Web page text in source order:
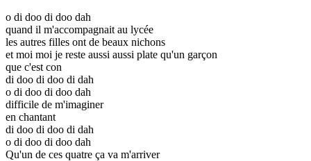
o di doo di doo dah
quand il m'accompagnait au lycée
les autres filles ont de beaux nichons
et moi moi je reste aussi aussi plate qu'un garçon
que c'est con
di doo di doo di dah
o di doo di doo dah
difficile de m'imaginer
en chantant
di doo di doo di dah
o di doo di doo dah
Qu'un de ces quatre ça va m'arriver